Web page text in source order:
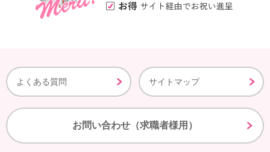
よくある質問 サイトマップ
お問い合わせ（求職者様用）